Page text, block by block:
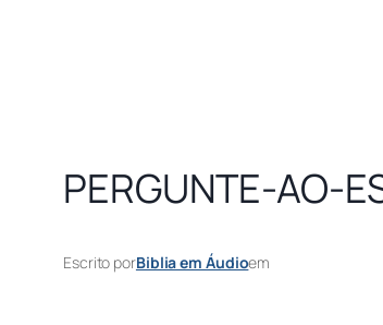
PERGUNTE-AO-
Escrito porBiblia em Áudioem